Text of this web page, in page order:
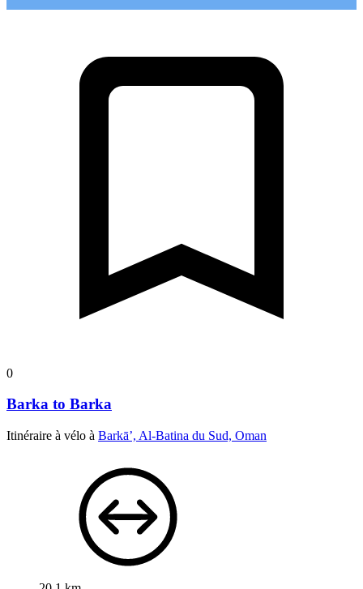
0
Barka to Barka
Itinéraire à vélo à Barkā’, Al-Batina du Sud, Oman